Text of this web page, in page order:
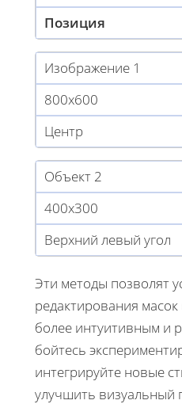
Позиция
Изображение 1
800x600
Центр
Объект 2
400x300
Верхний левый угол
Эти методы позволят
редактирования масок
более интуитивным и
бойтесь
интегрируйте новые
улучшить визуальный